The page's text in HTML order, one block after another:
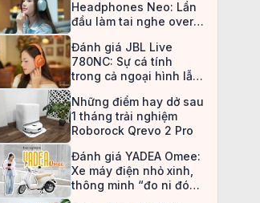
Headphones Neo: Lần
đầu làm tai nghe over-
an toàn
Đánh giá JBL Live
780NC: Sự cá tính
trong cả ngoại hình lẫn
Những điểm hay dở sau
1 tháng trải nghiệm
Roborock Qrevo 2 Pro
Đánh giá YADEA Omee:
Xe máy điện nhỏ xinh,
thông minh “đo ni đóng